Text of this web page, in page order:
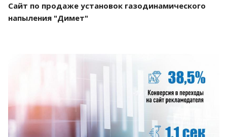
Сайт по продаже установок газодинамического
напыления "Димет"